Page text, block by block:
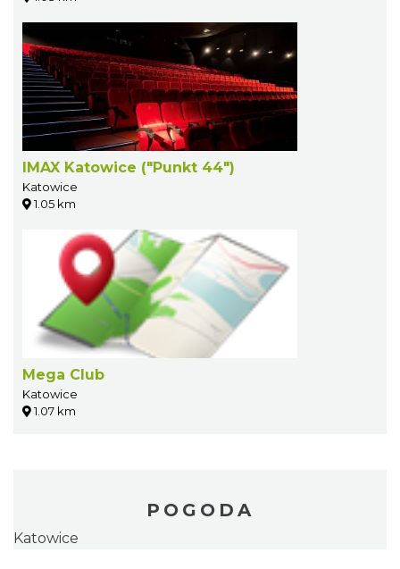
IMAX Katowice ("Punkt 44")
Katowice
1.05 km
Mega Club
Katowice
1.07 km
POGODA
Katowice